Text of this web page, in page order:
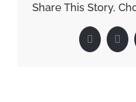
Share This Story,
Facebook
X